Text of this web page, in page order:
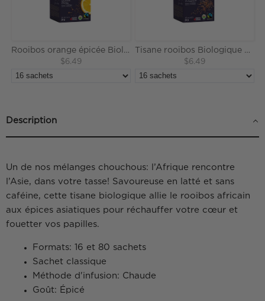
Rooibos orange épicée Biologique Équitable
$6.49
Tisane rooibos Biologique Équitable
$6.49
Description
Un de nos mélanges chouchous: l’Afrique rencontre
l’Asie, dans votre tasse! Savoureuse en latté et sans
caféine, cette tisane biologique allie le rooibos africain
aux épices asiatiques pour réchauffer votre cœur et
fouetter vos papilles.
Formats: 16 et 80 sachets
Sachet classique
Méthode d'infusion: Chaude
Goût: Épicé